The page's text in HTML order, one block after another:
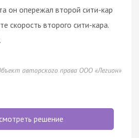
он опережал второй сити-кар
скорость второго сити-кара.
авторского права ООО «Легион»
решение